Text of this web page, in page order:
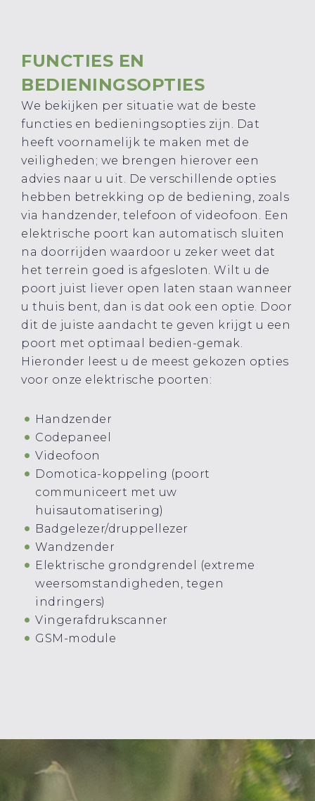
FUNCTIES EN
BEDIENINGSOPTIES
We bekijken per situatie wat de beste
functies en bedieningsopties zijn. Dat
heeft voornamelijk te maken met de
veiligheden; we brengen hierover een
advies naar u uit. De verschillende opties
hebben betrekking op de bediening, zoals
via handzender, telefoon of videofoon. Een
elektrische poort kan automatisch sluiten
na doorrijden waardoor u zeker weet dat
het terrein goed is afgesloten. Wilt u de
poort juist liever open laten staan wanneer
u thuis bent, dan is dat ook een optie. Door
dit de juiste aandacht te geven krijgt u een
poort met optimaal bedien-gemak.
Hieronder leest u de meest gekozen opties
voor onze elektrische poorten:
Handzender
Codepaneel
Videofoon
Domotica-koppeling (poort
communiceert met uw
huisautomatisering)
Badgelezer/druppellezer
Wandzender
Elektrische grondgrendel (extreme
weersomstandigheden, tegen
indringers)
Vingerafdrukscanner
GSM-module